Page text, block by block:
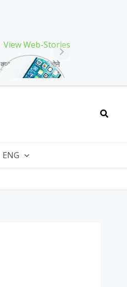
View Web-Stories
क्या storage full होने
के बाद मोबाइल हो रहा है
ENG